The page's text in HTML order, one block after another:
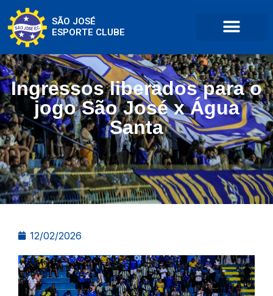
SÃO JOSÉ
ESPORTE CLUBE
Ingressos liberados para o
jogo São José x Água
Santa
12/02/2026